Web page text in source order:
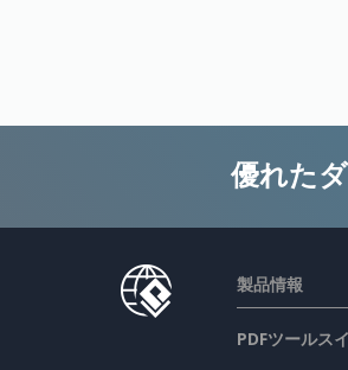
優れた
製品情報
PDFツールス